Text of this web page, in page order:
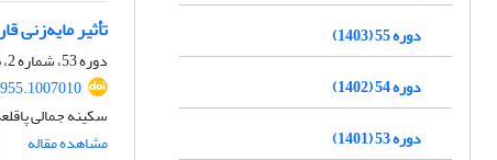
تأثیر مایه‌زنی
دوره 53، شماره 2، بهمن 1401، صفحه
سکینه جمالی
مشاهده مقاله
دوره 55 (1403)
دوره 54 (1402)
دوره 53 (1401)